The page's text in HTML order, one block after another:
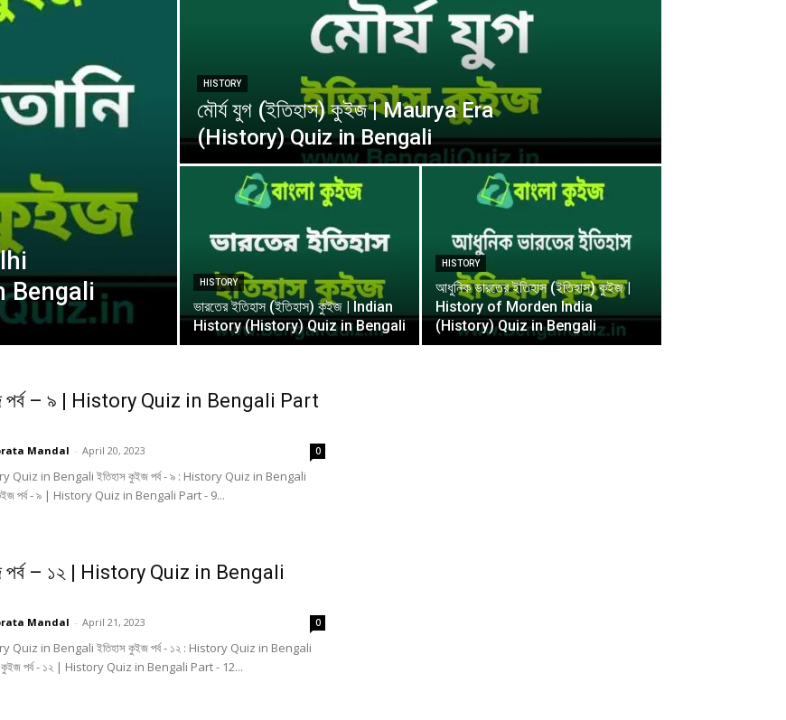
Bengali
HISTORY
মৌর্য যুগ (ইতিহাস) কুইজ | Maurya Era
(History) Quiz in Bengali
HISTORY
ভারতের ইতিহাস (ইতিহাস) কুইজ | Indian
History (History) Quiz in Bengali
HISTORY
আধুনিক ভারতের ইতিহাস (ইতিহাস) কুইজ |
History of Morden India
(History) Quiz in Bengali
পর্ব – ৯ | History Quiz in Bengali Part
Mandal - April 20, 2023 0
Quiz in Bengali ইতিহাস কুইজ পর্ব - ৯ : History Quiz in Bengali
পর্ব - ৯ | History Quiz in Bengali Part - 9...
পর্ব – ১২ | History Quiz in Bengali
Mandal - April 21, 2023 0
Quiz in Bengali ইতিহাস কুইজ পর্ব - ১২ : History Quiz in Bengali
কুইজ পর্ব - ১২ | History Quiz in Bengali Part - 12...